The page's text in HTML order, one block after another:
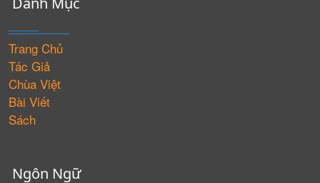
Trang Chủ
Tác Giả
Chùa Việt
Bài Viết
Sách
Ngôn Ngữ